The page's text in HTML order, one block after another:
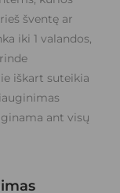
šventę ar
iki 1 valandos,
iškart suteikia
ant visų